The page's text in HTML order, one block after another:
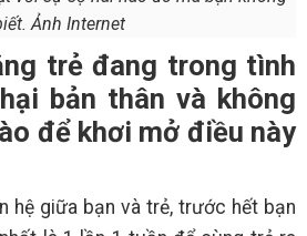
Ảnh Internet
trẻ đang trong tình
bản thân và không
để khơi mở điều này
hệ giữa bạn và trẻ, trước hết bạn